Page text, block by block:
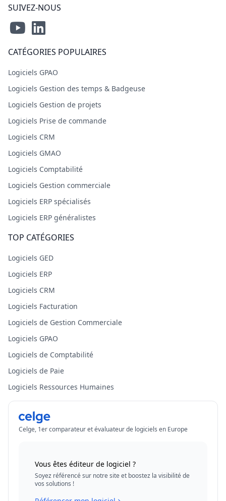
SUIVEZ-NOUS
CATÉGORIES POPULAIRES
Logiciels GPAO
Logiciels Gestion des temps & Badgeuse
Logiciels Gestion de projets
Logiciels Prise de commande
Logiciels CRM
Logiciels GMAO
Logiciels Comptabilité
Logiciels Gestion commerciale
Logiciels ERP spécialisés
Logiciels ERP généralistes
TOP CATÉGORIES
Logiciels GED
Logiciels ERP
Logiciels CRM
Logiciels Facturation
Logiciels de Gestion Commerciale
Logiciels GPAO
Logiciels de Comptabilité
Logiciels de Paie
Logiciels Ressources Humaines
Celge, 1er comparateur et évaluateur de logiciels en Europe
Vous êtes éditeur de logiciel ?
Soyez référencé sur notre site et boostez la visibilité de
vos solutions !